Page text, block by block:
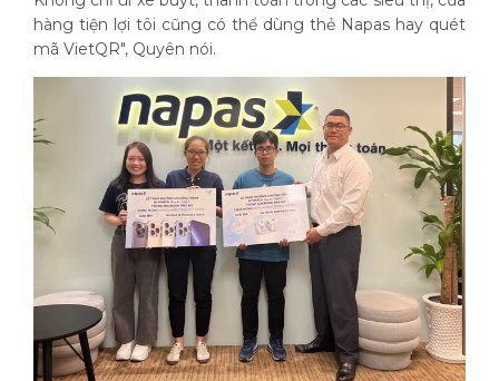
hàng tiện lợi tôi cũng có thể dùng thẻ Napas hay quét
mã VietQR", Quyên nói.